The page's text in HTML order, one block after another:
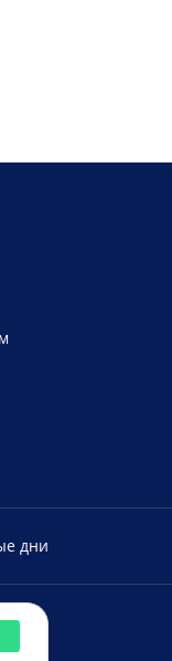
дни
Яндекс.Деньги
Qiwi